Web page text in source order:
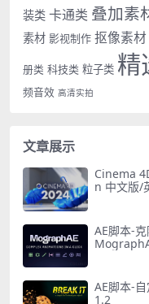
装类 卡通类 叠加素
素材 影视制作 抠像素材
册类 科技类 粒子类 精
频音效 高清实拍
文章展示
Cinema
n 中文版/
AE脚本-
AE脚本-
1.2